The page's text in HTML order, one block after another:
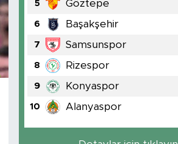
5 Göztepe
6 Başakşehir
7 Samsunspor
8 Rizespor
9 Konyaspor
10 Alanyaspor